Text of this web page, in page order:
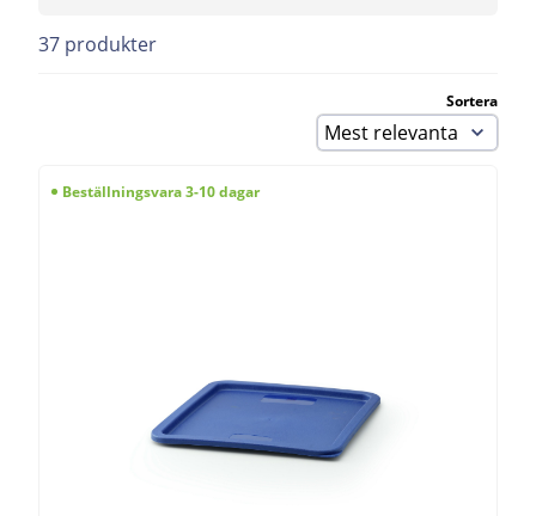
37 produkter
Sortera
Beställningsvara 3-10 dagar